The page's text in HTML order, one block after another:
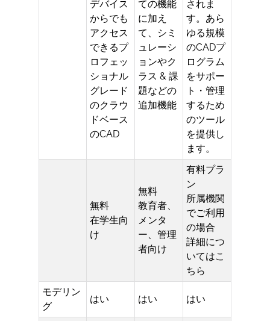
デバイス
からでも
アクセス
できるプ
ロフェッ
ショナル
グレード
のクラウ
ドベース
のCAD
ての機能
に加え
て、シミ
ュレーシ
ョンやク
ラス & 課
題などの
追加機能
されま
す。あら
ゆる規模
のCADプ
ログラム
をサポー
ト・管理
するため
のツール
を提供し
ます。
無料
在学生向
け
無料
教育者、
メンタ
ー、管理
者向け
有料プラ
ン
所属機関
でご利用
の場合
詳細につ
いてはこ
ちら
モデリン
グ
はい はい はい